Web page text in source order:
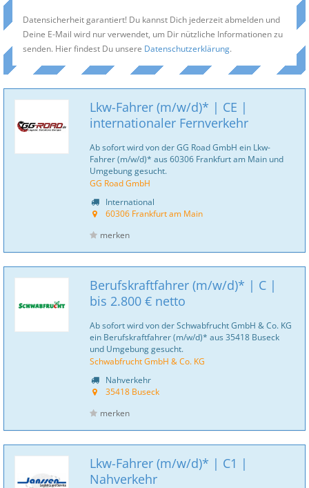
Datensicherheit garantiert! Du kannst Dich jederzeit abmelden und
Deine E-Mail wird nur verwendet, um Dir nützliche Informationen zu
senden. Hier findest Du unsere Datenschutzerklärung.
Lkw-Fahrer (m/w/d)* | CE |
internationaler Fernverkehr
Ab sofort wird von der GG Road GmbH ein Lkw-
Fahrer (m/w/d)* aus 60306 Frankfurt am Main und
Umgebung gesucht.
GG Road GmbH
International
60306 Frankfurt am Main
merken
Berufskraftfahrer (m/w/d)* | C |
bis 2.800 € netto
Ab sofort wird von der Schwabfrucht GmbH & Co. KG
ein Berufskraftfahrer (m/w/d)* aus 35418 Buseck
und Umgebung gesucht.
Schwabfrucht GmbH & Co. KG
Nahverkehr
35418 Buseck
merken
Lkw-Fahrer (m/w/d)* | C1 |
Nahverkehr